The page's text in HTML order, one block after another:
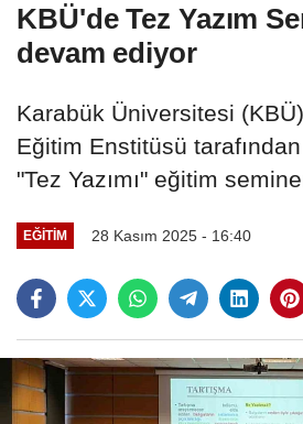
KBÜ'de Tez Yazım
devam ediyor
Karabük Üniversitesi
Eğitim Enstitüsü
"Tez Yazımı" eğitim
EĞITIM 28 Kasım 2025 - 16:40